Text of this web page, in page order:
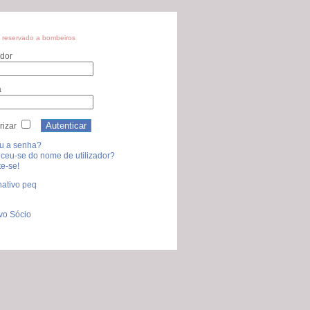
reservado a bombeiros
a senha?
se do nome de utilizador?
se!